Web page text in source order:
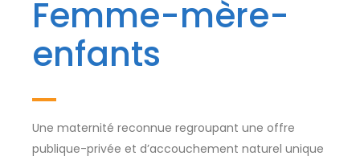
Femme-mère-
enfants
Une maternité reconnue regroupant une offre
publique-privée et d’accouchement naturel unique